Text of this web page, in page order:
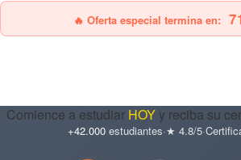
🔥 Oferta especial termina en:
Comience a estudiar HOYy reciba su
+42.000estudiantes·★ 4.8/5·